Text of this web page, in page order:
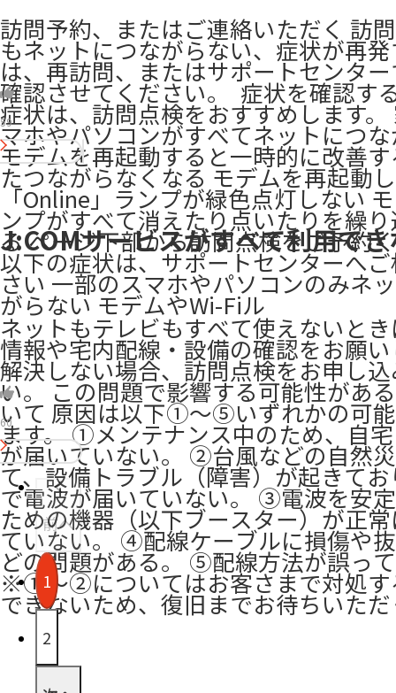
訪問予約、またはご連絡いただく 訪
もネットにつながらない、症状が再
は、再訪問、またはサポートセンタ
確認させてください。 ​ 症状を確認す
症状は、訪問点検をおすすめします。
マホやパソコンがすべてネットにつ
モデムを再起動すると一時的に改善
たつながらなくなる モデムを再起動
「Online」ランプが緑色点灯しない
ンプがすべて消えたり点いたりを繰
る ページ下部から訪問点検をご予約
以下の症状は、サポートセンターへ
さい 一部のスマホやパソコンのみネ
がらない モデムやWi-Fiル
59
J:COMサービスがすべて利用で
ネットもテレビもすべて使えないと
情報や宅内配線・設備の確認をお願
解決しない場合、訪問点検をお申し
い。 この問題で影響する可能性があ
いて 原因は以下①～⑤いずれかの可
ます。 ①メンテナンス中のため、自
が届いていない。 ②台風などの自然
て、設備トラブル（障害）が起きて
で電波が届いていない。 ③電波を安
ための機器（以下ブースター）が正
ていない。 ④配線ケーブルに損傷や
どの問題がある。 ⑤配線方法が誤っ
※①～②についてはお客さまで対処す
できないため、復旧までお待ちいた
60
前へ
1
2